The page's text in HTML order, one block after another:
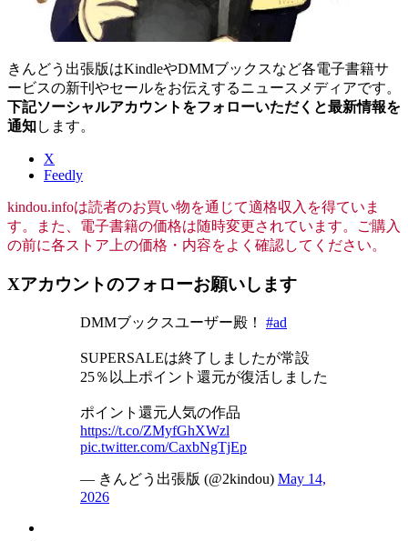
きんどう出張版はKindleやDMMブックスなど各電子書籍サ
ービスの新刊やセールをお伝えするニュースメディアです。
下記ソーシャルアカウントをフォローいただくと最新情報を
通知します。
X
Feedly
kindou.infoは読者のお買い物を通じて適格収入を得ていま
す。また、電子書籍の価格は随時変更されています。ご購入
の前に各ストア上の価格・内容をよく確認してください。
Xアカウントのフォローお願いします
DMMブックスユーザー殿！ #ad
SUPERSALEは終了しましたが常設
25％以上ポイント還元が復活しました
ポイント還元人気の作品
https://t.co/ZMyfGhXWzl
pic.twitter.com/CaxbNgTjEp
— きんどう出張版 (@2kindou) May 14,
2026